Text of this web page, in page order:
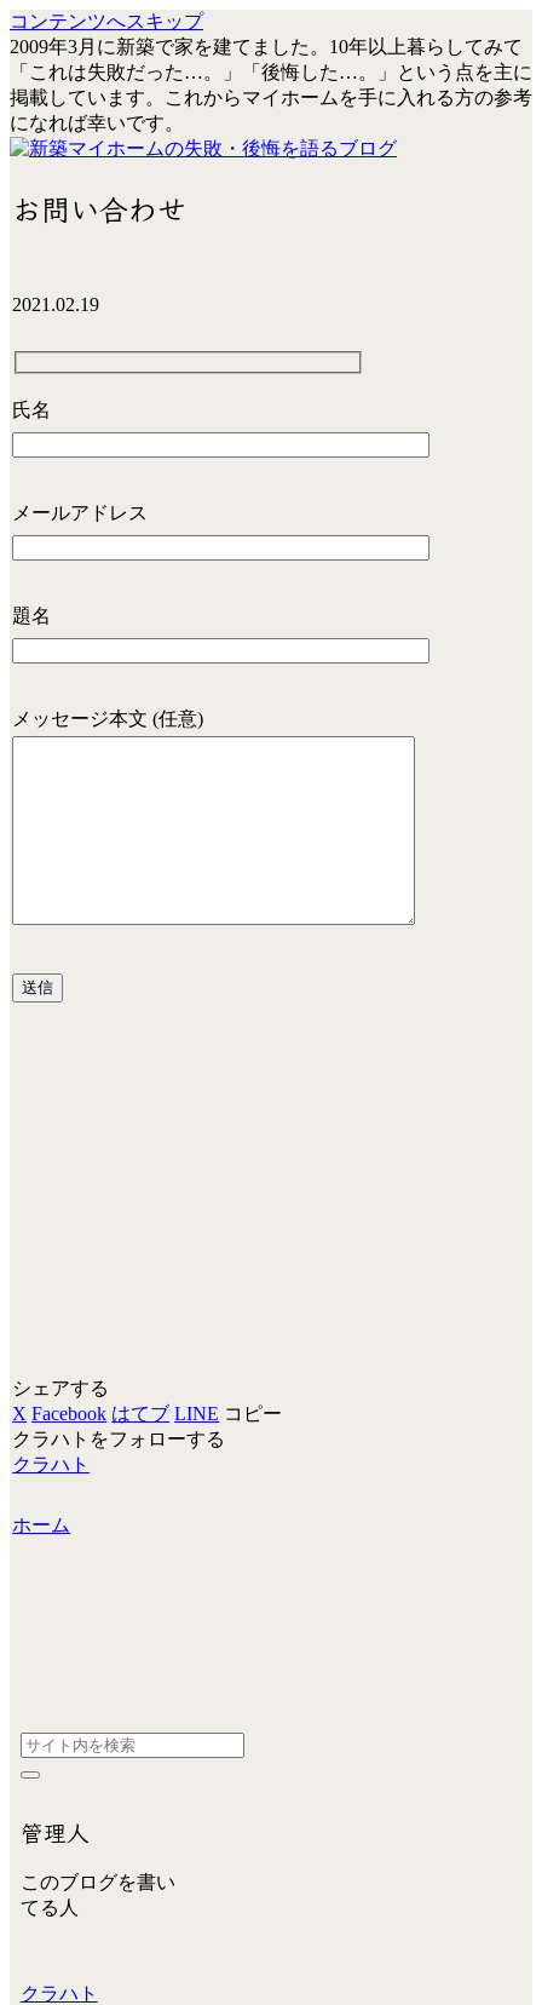
コンテンツへスキップ
2009年3月に新築で家を建てました。10年以上暮らしてみて
「これは失敗だった…。」「後悔した…。」という点を主に
掲載しています。これからマイホームを手に入れる方の参考
になれば幸いです。
お問い合わせ
2021.02.19
氏名
メールアドレス
題名
メッセージ本文 (任意)
シェアする
X Facebook はてブ LINE コピー
クラハトをフォローする
クラハト
ホーム
管理人
このブログを書い
てる人
クラハト